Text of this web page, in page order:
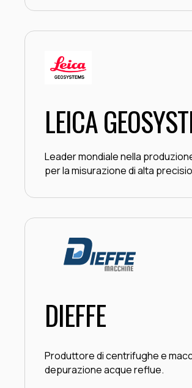
LEICA
Leader mondiale nella
per la misurazione di alta
DIEFFE
Produttore di centrifughe e
depurazione acque reflue.